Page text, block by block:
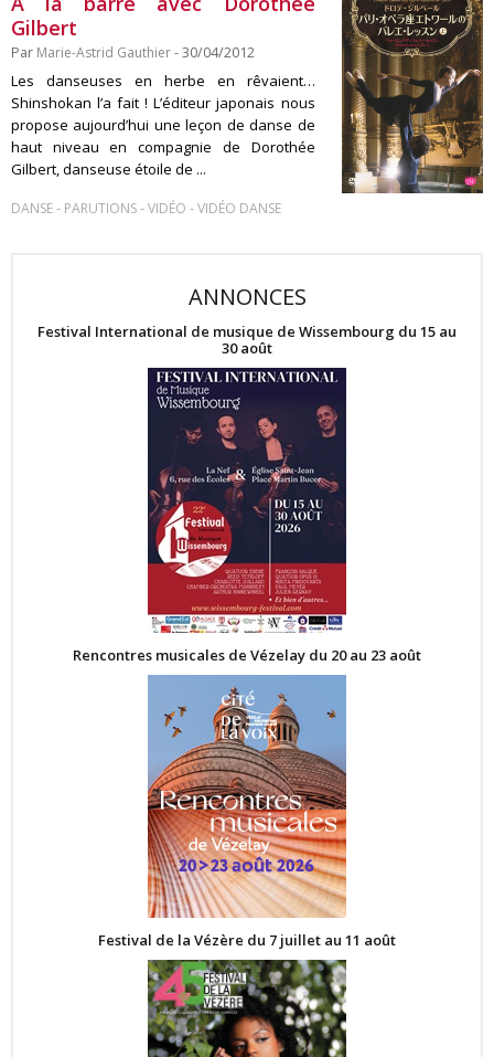
Gilbert
Par Marie-Astrid Gauthier- 30/04/2012
Les danseuses en herbe en rêvaient…
Shinshokan l’a fait ! L’éditeur japonais nous
propose aujourd’hui une leçon de danse de
haut niveau en compagnie de Dorothée
Gilbert, danseuse étoile de ...
DANSE- PARUTIONS-VIDÉO -VIDÉO DANSE
ANNONCES
Festival International de musique de Wissembourg du 15 au
30 août
Rencontres musicales de Vézelay du 20 au 23 août
Festival de la Vézère du 7 juillet au 11 août